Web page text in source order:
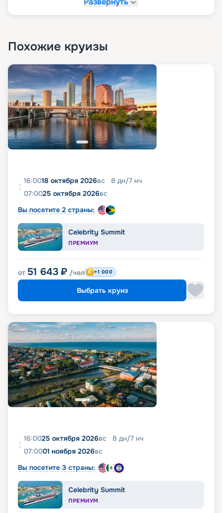
Похожие круизы
16:0018 октября 2026вс 8 дн/7 нч
07:0025 октября 2026вс
Вы посетите 2 страны:
Celebrity Summit
ПРЕМИУМ
от 51 643 ₽ /чел +1 000
Выбрать круиз
16:0025 октября 2026вс 8 дн/7 нч
07:0001 ноября 2026вс
Вы посетите 3 страны:
Celebrity Summit
ПРЕМИУМ